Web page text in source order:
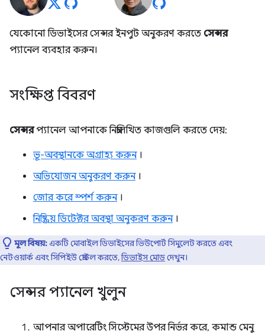
যেকোনো ডিভাইসের সেন্সর ইনপুট অনুকরণ করতে সেন্সর
প্যানেল ব্যবহার করুন।
সংক্ষিপ্ত বিবরণ
সেন্সরপ্যানেল আপনাকে নিম্নলিখিত কাজগুলি করতে দেয়:
ভূ-অবস্থানকে অগ্রাহ্য করুন।
অভিযোজন অনুকরণ করুন।
জোর করে স্পর্শ করুন।
নিষ্ক্রিয় ডিটেক্টর অবস্থা অনুকরণ করুন।
মূল বিষয়:একটি মোবাইল ডিভাইসের ভিউপোর্ট সিমুলেট করতে এবং
নেটওয়ার্ক এবং সিপিইউ থ্রোটল করতে,ডিভাইস মোডদেখুন।
সেন্সর প্যানেল খুলুন
আপনার অপারেটিং সিস্টেমের উপর নির্ভর করে, কমান্ড মেনু